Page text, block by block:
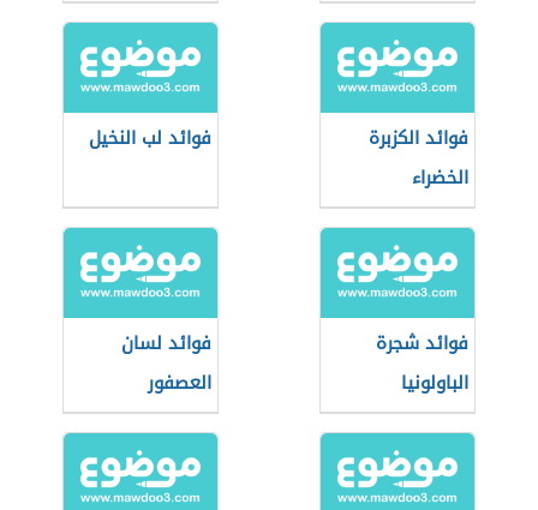
فوائد الكزبرة
الخضراء
فوائد لب النخيل
فوائد شجرة
الباولونيا
فوائد لسان
العصفور